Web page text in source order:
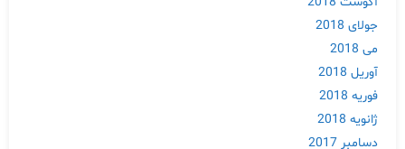
جولای 2018
می 2018
آوریل 2018
فوریه 2018
ژانویه 2018
دسامبر 2017